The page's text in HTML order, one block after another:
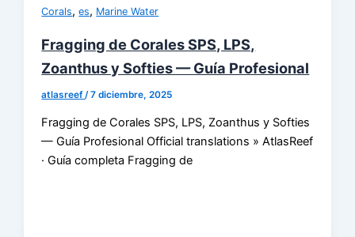
Corals,es, Marine Water
Fragging de Corales SPS, LPS,
Zoanthus y Softies — Guía Profesional
atlasreef/7 diciembre, 2025
Fragging de Corales SPS, LPS, Zoanthus y Softies
— Guía Profesional Official translations » AtlasReef
· Guía completa Fragging de